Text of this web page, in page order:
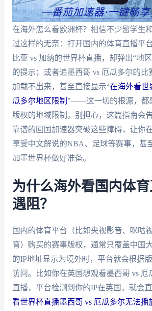
在海外怎么看欧洲杯？相信不少留学生
过这样的无奈：打开国内的体育直播平
比亚 vs 加纳的世界杯直播，却弹出“地
的提示；或者追墨西哥 vs 厄瓜多尔的比
加载不出来，甚至直接显示“在海外看世
瓜多尔地区限制 ”——这一切的根源，都
版权的地域限制。别担心，这篇指南会
靠谱的回国加速器突破这些障碍，让你
享受中文解说的NBA、足球等赛事，甚
加墨世界杯做好准备。
为什么海外看国内体
遇阻？
国内的体育平台（比如央视影音、咪咕
育）购买的赛事版权，通常只覆盖中国
的IP地址显示为境外时，平台就会根据
访问。比如你在英国想观看墨西哥 vs 厄
直播，平台检测到你的IP在英国，就会
看世界杯直播墨西哥 vs 厄瓜多尔无法播